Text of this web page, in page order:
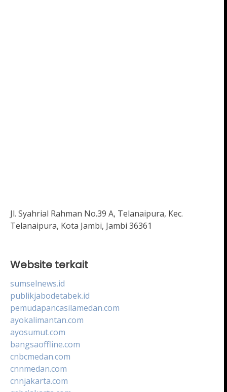
Jl. Syahrial Rahman No.39 A, Telanaipura, Kec.
Telanaipura, Kota Jambi, Jambi 36361
Website terkait
sumselnews.id
publikjabodetabek.id
pemudapancasilamedan.com
ayokalimantan.com
ayosumut.com
bangsaoffline.com
cnbcmedan.com
cnnmedan.com
cnnjakarta.com